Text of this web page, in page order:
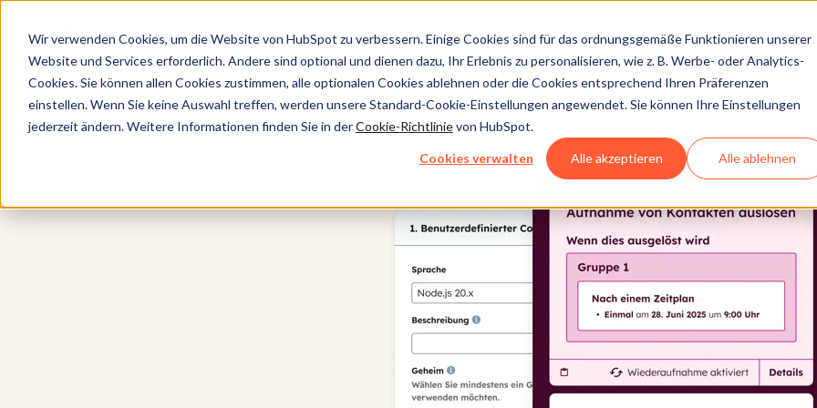
Wir verwenden Cookies, um die Website von HubSpot zu verbessern. Einige Cookies sind für das ordnungsgemäße Funktionieren unserer
Website und Services erforderlich. Andere sind optional und dienen dazu, Ihr Erlebnis zu personalisieren, wie z. B. Werbe- oder Analytics-
Cookies. Sie können allen Cookies zustimmen, alle optionalen Cookies ablehnen oder die Cookies entsprechend Ihren Präferenzen
einstellen. Wenn Sie keine Auswahl treffen, werden unsere Standard-Cookie-Einstellungen angewendet. Sie können Ihre Einstellungen
jederzeit ändern. Weitere Informationen finden Sie in derCookie-Richtlinievon HubSpot.
Cookies verwalten Alle akzeptieren Alle ablehnen
Data Hub